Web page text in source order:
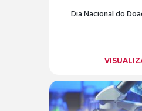
Dia Nacional do